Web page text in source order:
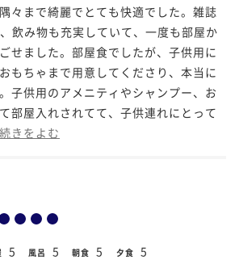
々まで綺麗でとても快適でした。雑誌
飲み物も充実していて、一度も部屋か
せました。部屋食でしたが、子供用に
もちゃまで用意してくださり、本当に
子供用のアメニティやシャンプー、お
部屋入れされてて、子供連れにとって
続きをよむ
5 風呂 5 朝食 5 夕食 5